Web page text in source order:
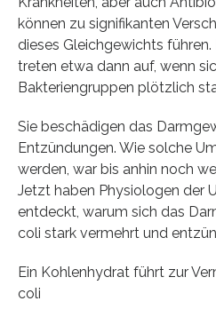
können zu signifikanten
dieses Gleichgewichts
treten etwa dann auf, wenn
Bakteriengruppen plötzlich
Sie beschädigen das
Entzündungen. Wie solche
werden, war bis anhin noch
Jetzt haben Physiologen der
entdeckt, warum sich das
coli stark vermehrt und
Ein Kohlenhydrat führt zur
coli